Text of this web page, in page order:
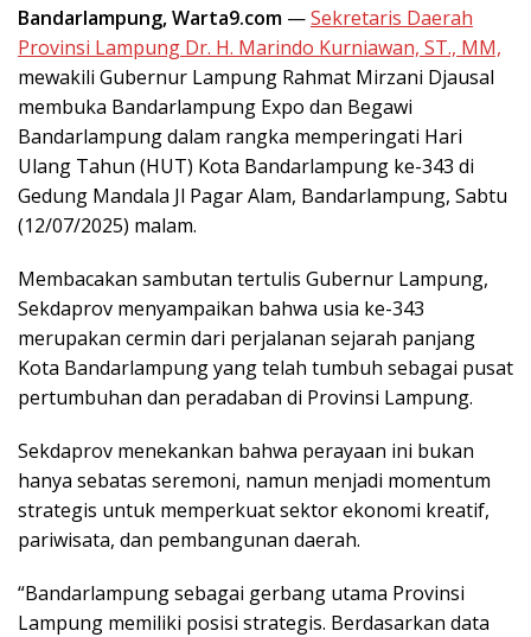
Bandarlampung, Warta9.com —Sekretaris Daerah
Provinsi Lampung Dr. H. Marindo Kurniawan, ST., MM,
mewakili Gubernur Lampung Rahmat Mirzani Djausal
membuka Bandarlampung Expo dan Begawi
Bandarlampung dalam rangka memperingati Hari
Ulang Tahun (HUT) Kota Bandarlampung ke-343 di
Gedung Mandala Jl Pagar Alam, Bandarlampung, Sabtu
(12/07/2025) malam.
Membacakan sambutan tertulis Gubernur Lampung,
Sekdaprov menyampaikan bahwa usia ke-343
merupakan cermin dari perjalanan sejarah panjang
Kota Bandarlampung yang telah tumbuh sebagai pusat
pertumbuhan dan peradaban di Provinsi Lampung.
Sekdaprov menekankan bahwa perayaan ini bukan
hanya sebatas seremoni, namun menjadi momentum
strategis untuk memperkuat sektor ekonomi kreatif,
pariwisata, dan pembangunan daerah.
“Bandarlampung sebagai gerbang utama Provinsi
Lampung memiliki posisi strategis. Berdasarkan data